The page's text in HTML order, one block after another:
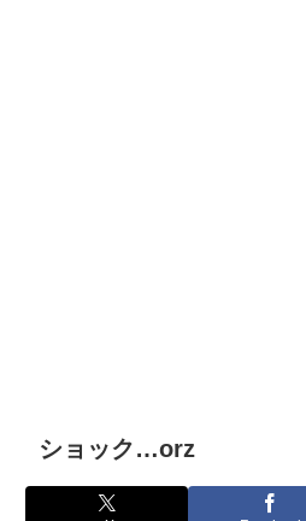
ショック…orz